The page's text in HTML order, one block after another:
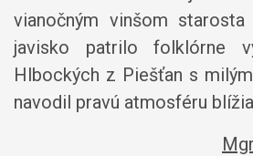
vianočným vinšom
javisko patrilo folklórne
Hlbockých z Piešťan s
navodil pravú atmosféru